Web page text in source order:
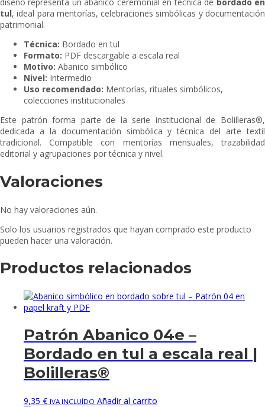
diseño representa un abanico ceremonial en técnica de bordado en
tul, ideal para mentorías, celebraciones simbólicas y documentación
patrimonial.
Técnica: Bordado en tul
Formato: PDF descargable a escala real
Motivo: Abanico simbólico
Nivel: Intermedio
Uso recomendado: Mentorías, rituales simbólicos,
colecciones institucionales
Este patrón forma parte de la serie institucional de Bolilleras®,
dedicada a la documentación simbólica y técnica del arte textil
tradicional. Compatible con mentorías mensuales, trazabilidad
editorial y agrupaciones por técnica y nivel.
Valoraciones
No hay valoraciones aún.
Solo los usuarios registrados que hayan comprado este producto
pueden hacer una valoración.
Productos relacionados
Patrón Abanico 04e –
Bordado en tul a escala real |
Bolilleras®
9,35 € IVA INCLUÍDO Añadir al carrito